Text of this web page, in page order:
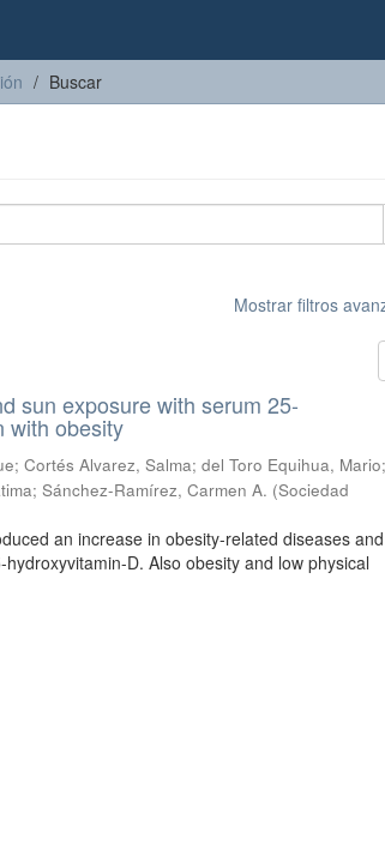
Buscar
Mostrar filtros
sun exposure with serum 25-
with obesity
;Cortés Alvarez, Salma;del Toro Equihua, Mario;
;Sánchez-Ramírez, Carmen A. (Sociedad
an increase in obesity-related diseases
D. Also obesity and low physical